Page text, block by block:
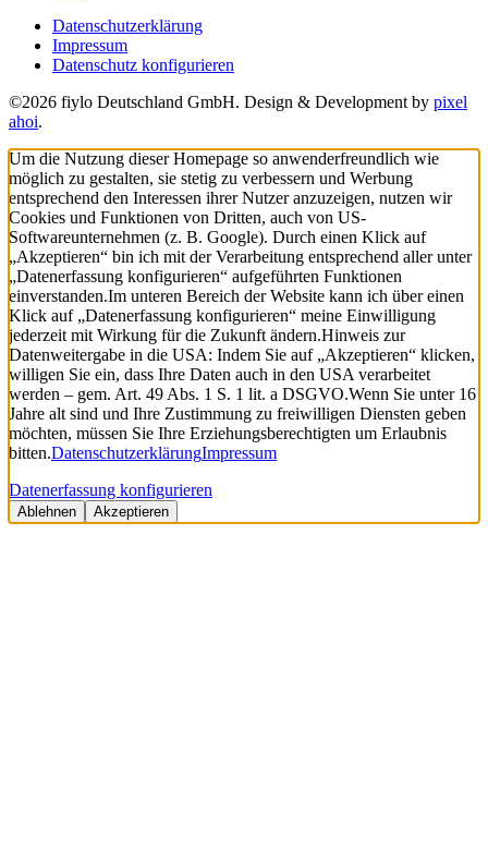
Datenschutzerklärung
Impressum
Datenschutz konfigurieren
©2026 fiylo Deutschland GmbH. Design & Development by pixel
ahoi.
Um die Nutzung dieser Homepage so anwenderfreundlich wie
möglich zu gestalten, sie stetig zu verbessern und Werbung
entsprechend den Interessen ihrer Nutzer anzuzeigen, nutzen wir
Cookies und Funktionen von Dritten, auch von US-
Softwareunternehmen (z. B. Google). Durch einen Klick auf
„Akzeptieren“ bin ich mit der Verarbeitung entsprechend aller unter
„Datenerfassung konfigurieren“ aufgeführten Funktionen
einverstanden.Im unteren Bereich der Website kann ich über einen
Klick auf „Datenerfassung konfigurieren“ meine Einwilligung
jederzeit mit Wirkung für die Zukunft ändern.Hinweis zur
Datenweitergabe in die USA: Indem Sie auf „Akzeptieren“ klicken,
willigen Sie ein, dass Ihre Daten auch in den USA verarbeitet
werden – gem. Art. 49 Abs. 1 S. 1 lit. a DSGVO.Wenn Sie unter 16
Jahre alt sind und Ihre Zustimmung zu freiwilligen Diensten geben
möchten, müssen Sie Ihre Erziehungsberechtigten um Erlaubnis
bitten.DatenschutzerklärungImpressum
Datenerfassung konfigurieren
Ablehnen Akzeptieren